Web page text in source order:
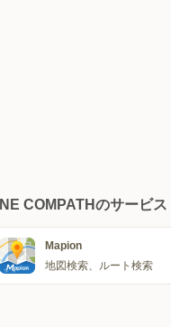
COMPATHのサービス
Mapion
地図検索、ルート検索